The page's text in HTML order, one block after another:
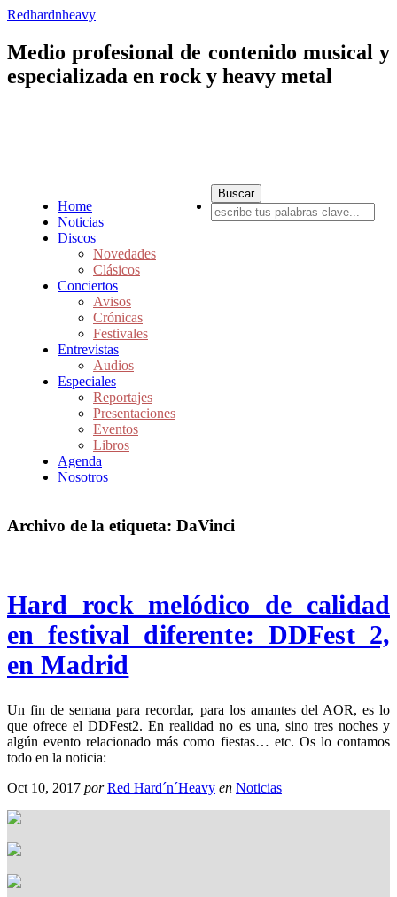
Redhardnheavy
Medio profesional de contenido musical y
especializada en rock y heavy metal
Home
Noticias
Discos
Novedades
Clásicos
Conciertos
Avisos
Crónicas
Festivales
Entrevistas
Audios
Especiales
Reportajes
Presentaciones
Eventos
Libros
Agenda
Nosotros
Archivo de la etiqueta: DaVinci
Hard rock melódico de calidad
en festival diferente: DDFest 2,
en Madrid
Un fin de semana para recordar, para los amantes del AOR, es lo
que ofrece el DDFest2. En realidad no es una, sino tres noches y
algún evento relacionado más como fiestas… etc. Os lo contamos
todo en la noticia:
Oct 10, 2017 por Red Hard´n´Heavy en Noticias